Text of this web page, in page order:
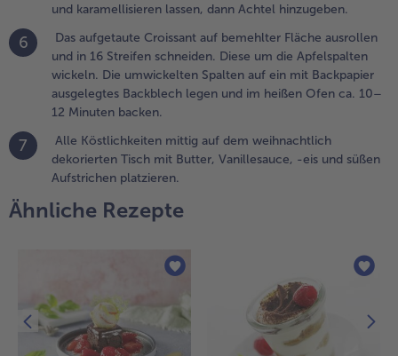
auf
um die
und
und karamellisieren lassen, dann Achtel hinzugeben.
6
Das aufgetaute Croissant auf bemehlter Fläche ausrollen
und in 16 Streifen schneiden. Diese um die Apfelspalten
wickeln. Die umwickelten Spalten auf ein mit Backpapier
ausgelegtes Backblech legen und im heißen Ofen ca. 10–
12 Minuten backen.
7
Alle Köstlichkeiten mittig auf dem weihnachtlich
dekorierten Tisch mit Butter, Vanillesauce, -eis und süßen
Aufstrichen platzieren.
Ähnliche Rezepte